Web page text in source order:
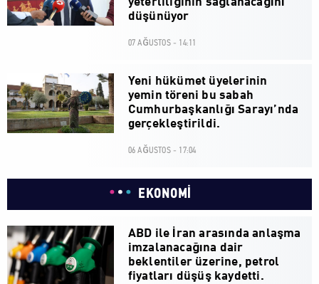
yeterliliğinin sağlanacağını
düşünüyor
07 AĞUSTOS - 14:11
Yeni hükümet üyelerinin
yemin töreni bu sabah
Cumhurbaşkanlığı Sarayı’nda
gerçekleştirildi.
06 AĞUSTOS - 17:04
EKONOMİ
ABD ile İran arasında anlaşma
imzalanacağına dair
beklentiler üzerine, petrol
fiyatları düşüş kaydetti.